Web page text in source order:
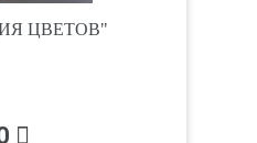
ЦВЕТОВ"